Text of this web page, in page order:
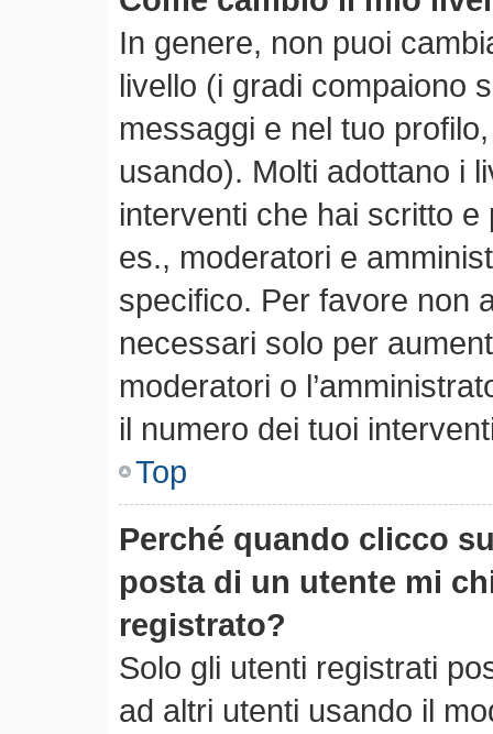
In genere, non puoi
livello (i gradi compaiono
messaggi e nel tuo
usando). Molti adottano i
interventi che hai scritto
es., moderatori e
specifico. Per favore non
necessari solo per
moderatori o
il numero dei tuoi
Top
Perché quando clicco
posta di un utente mi
registrato?
Solo gli utenti registrati
ad altri utenti usando il